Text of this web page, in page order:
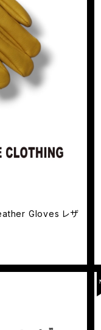
Gloves レザ